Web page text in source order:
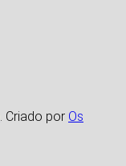
. Criado por Os